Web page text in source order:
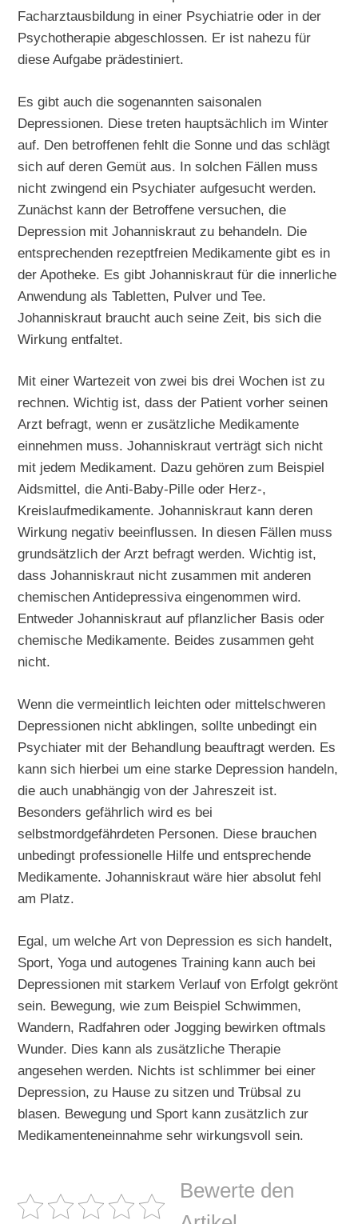
Facharztausbildung in einer Psychiatrie oder in der
Psychotherapie abgeschlossen. Er ist nahezu für
diese Aufgabe prädestiniert.
Es gibt auch die sogenannten saisonalen
Depressionen. Diese treten hauptsächlich im Winter
auf. Den betroffenen fehlt die Sonne und das schlägt
sich auf deren Gemüt aus. In solchen Fällen muss
nicht zwingend ein Psychiater aufgesucht werden.
Zunächst kann der Betroffene versuchen, die
Depression mit Johanniskraut zu behandeln. Die
entsprechenden rezeptfreien Medikamente gibt es in
der Apotheke. Es gibt Johanniskraut für die innerliche
Anwendung als Tabletten, Pulver und Tee.
Johanniskraut braucht auch seine Zeit, bis sich die
Wirkung entfaltet.
Mit einer Wartezeit von zwei bis drei Wochen ist zu
rechnen. Wichtig ist, dass der Patient vorher seinen
Arzt befragt, wenn er zusätzliche Medikamente
einnehmen muss. Johanniskraut verträgt sich nicht
mit jedem Medikament. Dazu gehören zum Beispiel
Aidsmittel, die Anti-Baby-Pille oder Herz-,
Kreislaufmedikamente. Johanniskraut kann deren
Wirkung negativ beeinflussen. In diesen Fällen muss
grundsätzlich der Arzt befragt werden. Wichtig ist,
dass Johanniskraut nicht zusammen mit anderen
chemischen Antidepressiva eingenommen wird.
Entweder Johanniskraut auf pflanzlicher Basis oder
chemische Medikamente. Beides zusammen geht
nicht.
Wenn die vermeintlich leichten oder mittelschweren
Depressionen nicht abklingen, sollte unbedingt ein
Psychiater mit der Behandlung beauftragt werden. Es
kann sich hierbei um eine starke Depression handeln,
die auch unabhängig von der Jahreszeit ist.
Besonders gefährlich wird es bei
selbstmordgefährdeten Personen. Diese brauchen
unbedingt professionelle Hilfe und entsprechende
Medikamente. Johanniskraut wäre hier absolut fehl
am Platz.
Egal, um welche Art von Depression es sich handelt,
Sport, Yoga und autogenes Training kann auch bei
Depressionen mit starkem Verlauf von Erfolgt gekrönt
sein. Bewegung, wie zum Beispiel Schwimmen,
Wandern, Radfahren oder Jogging bewirken oftmals
Wunder. Dies kann als zusätzliche Therapie
angesehen werden. Nichts ist schlimmer bei einer
Depression, zu Hause zu sitzen und Trübsal zu
blasen. Bewegung und Sport kann zusätzlich zur
Medikamenteneinnahme sehr wirkungsvoll sein.
Bewerte den